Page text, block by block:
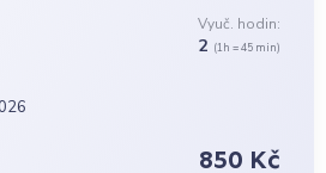
Vyuč. hodin:
2 (1h = 45 min)
850 Kč